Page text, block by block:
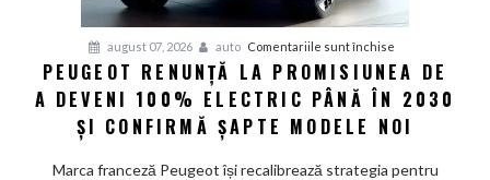
august 07, 2026 auto Comentariile sunt închise
Peugeot
renunță
la
de
PEUGEOT RENUNȚĂ LA PROMISIUNEA DE
A DEVENI 100% ELECTRIC PÂNĂ ÎN 2030
ȘI CONFIRMĂ ȘAPTE MODELE NOI
Marca franceză Peugeot își recalibrează strategia pentru